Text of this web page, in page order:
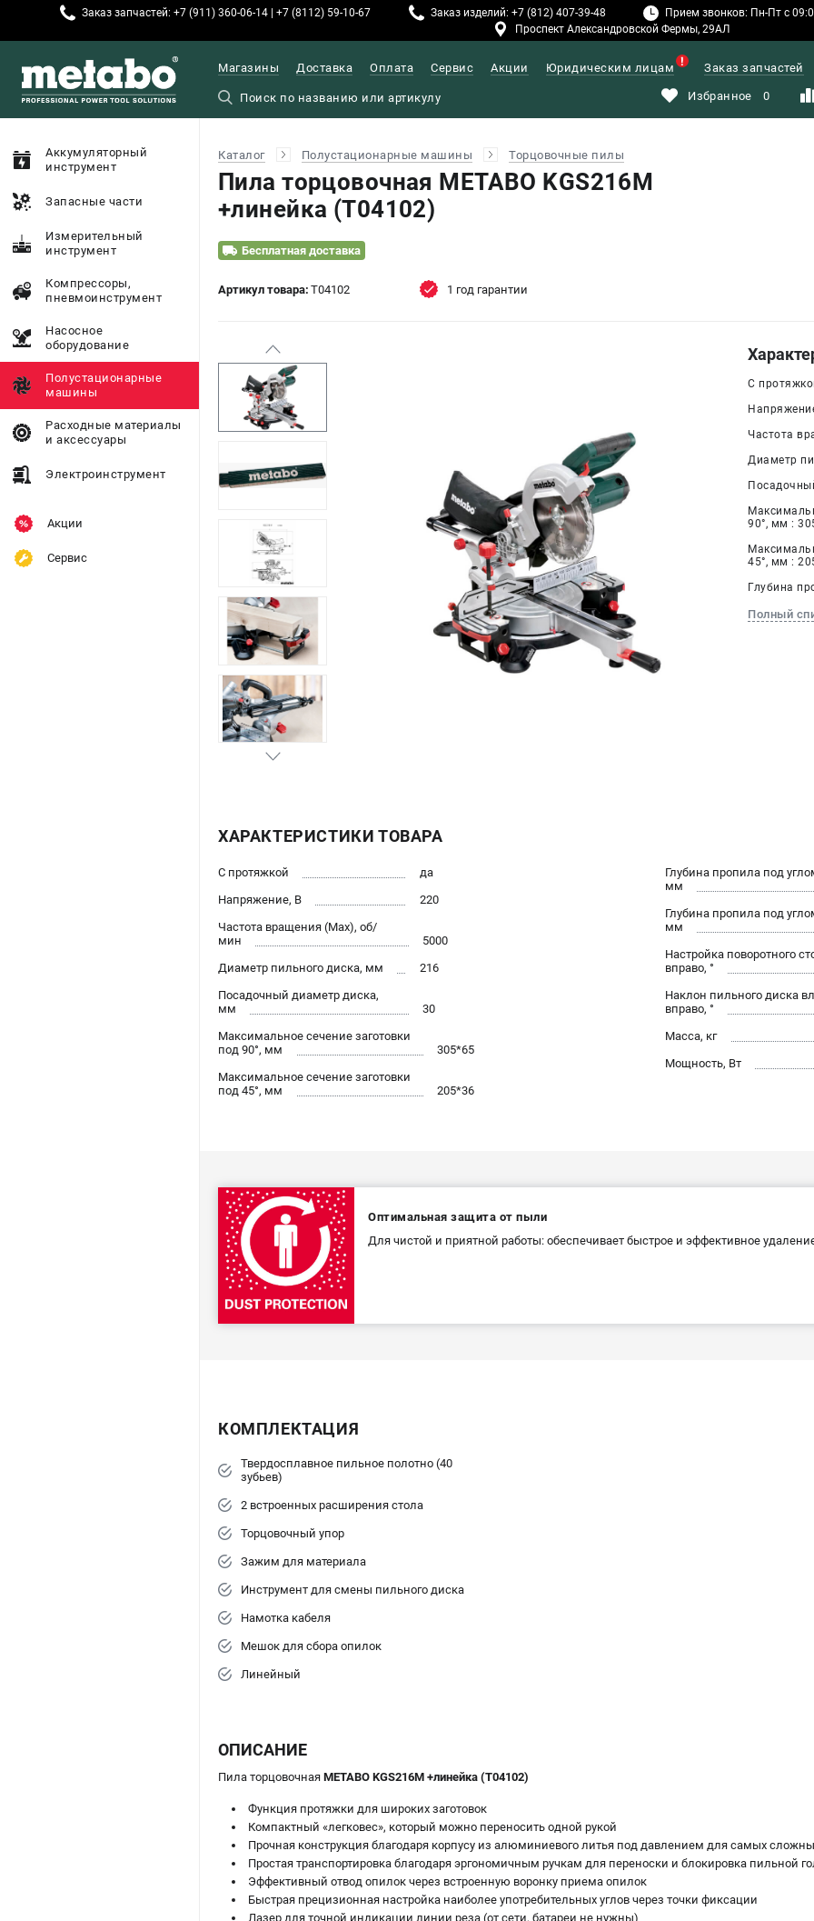
Заказ запчастей: +7 (911) 360-06-14 | +7 (8112) 59-10-67 Заказ изделий: +7 (812) 407-39-48 Прием звонков: Пн-Пт с
Проспект Александровской Фермы, 29АЛ
Магазины Доставка Оплата Сервис Акции Юридическим лицам Заказ запчастей
Избранное 0
Аккумуляторный
инструмент
Запасные части
Измерительный
инструмент
Компрессоры,
пневмоинструмент
Насосное
оборудование
Полустационарные
машины
Расходные материалы
и аксессуары
Электроинструмент
Акции
Сервис
Каталог Полустационарные машины Торцовочные пилы
Пила торцовочная METABO KGS216M
+линейка (T04102)
Бесплатная доставка
Артикул товара: T04102 1 год гарантии
С
Частота
Диаметр
90°, мм :
45°, мм :
Глубина
Полный
ХАРАКТЕРИСТИКИ ТОВАРА
С протяжкой
да
Напряжение, В
220
Частота вращения (Max), об/
мин
5000
Диаметр пильного диска, мм
216
Посадочный диаметр диска,
мм
30
Максимальное сечение заготовки
под 90°, мм
305*65
Максимальное сечение заготовки
под 45°, мм
205*36
Глубина пропила под
мм
Глубина пропила под
мм
Настройка поворотного
вправо, °
Наклон пильного диска
вправо, °
Масса, кг
Мощность, Вт
Оптимальная защита от пыли
Для чистой и приятной работы: обеспечивает быстрое и эффективное
КОМПЛЕКТАЦИЯ
Твердосплавное пильное полотно (40
зубьев)
2 встроенных расширения стола
Торцовочный упор
Зажим для материала
Инструмент для смены пильного диска
Намотка кабеля
Мешок для сбора опилок
Линейный
ОПИСАНИЕ
Пила торцовочная METABO KGS216M +линейка (T04102)
Функция протяжки для широких заготовок
Компактный «легковес», который можно переносить одной рукой
Прочная конструкция благодаря корпусу из алюминиевого литья под давлением для самых
Простая транспортировка благодаря эргономичным ручкам для переноски и блокировка пильной
Эффективный отвод опилок через встроенную воронку приема опилок
Быстрая прецизионная настройка наиболее употребительных углов через точки фиксации
Лазер для точной индикации линии реза (от сети, батареи не нужны)